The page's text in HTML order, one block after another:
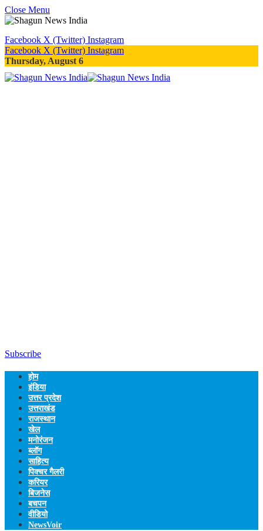
Close Menu
Facebook X (Twitter) Instagram
Facebook X (Twitter) Instagram
Thursday, August 6
Subscribe
होम
इंडिया
उत्तर प्रदेश
उत्तराखंड
राजस्थान
खेल
मनोरंजन
ब्लॉग
साहित्य
पिक्चर गैलरी
करियर
बिजनेस
बचपन
वीडियो
NewsVoir